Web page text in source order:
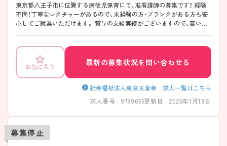
東京都八王子市に位置する病後児保育にて、准看護師の募集です！ 経験
不問！丁寧なレクチャーがあるので、未経験の方・ブランクがある方も安
心してご就業いただけます。 賞与の支給実績がございますので、高いモ
い！
お気に入り
最新の募集状況を問い合わせる
社会福祉法人東京玉葉会 求人一覧はこちら
求人番号 : 9739055更新日 : 2026年1月19日
募集停止